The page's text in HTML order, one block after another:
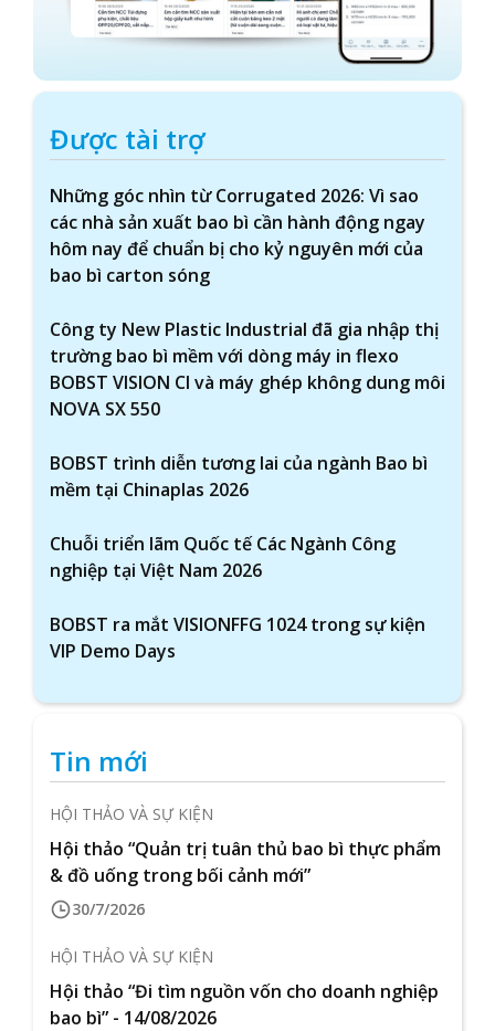
Được tài trợ
Những góc nhìn từ Corrugated 2026: Vì sao
các nhà sản xuất bao bì cần hành động ngay
hôm nay để chuẩn bị cho kỷ nguyên mới của
bao bì carton sóng
Công ty New Plastic Industrial đã gia nhập thị
trường bao bì mềm với dòng máy in flexo
BOBST VISION CI và máy ghép không dung môi
NOVA SX 550
BOBST trình diễn tương lai của ngành Bao bì
mềm tại Chinaplas 2026
Chuỗi triển lãm Quốc tế Các Ngành Công
nghiệp tại Việt Nam 2026
BOBST ra mắt VISIONFFG 1024 trong sự kiện
VIP Demo Days
Tin mới
HỘI THẢO VÀ SỰ KIỆN
Hội thảo “Quản trị tuân thủ bao bì thực phẩm
& đồ uống trong bối cảnh mới”
30/7/2026
HỘI THẢO VÀ SỰ KIỆN
Hội thảo “Đi tìm nguồn vốn cho doanh nghiệp
bao bì” - 14/08/2026